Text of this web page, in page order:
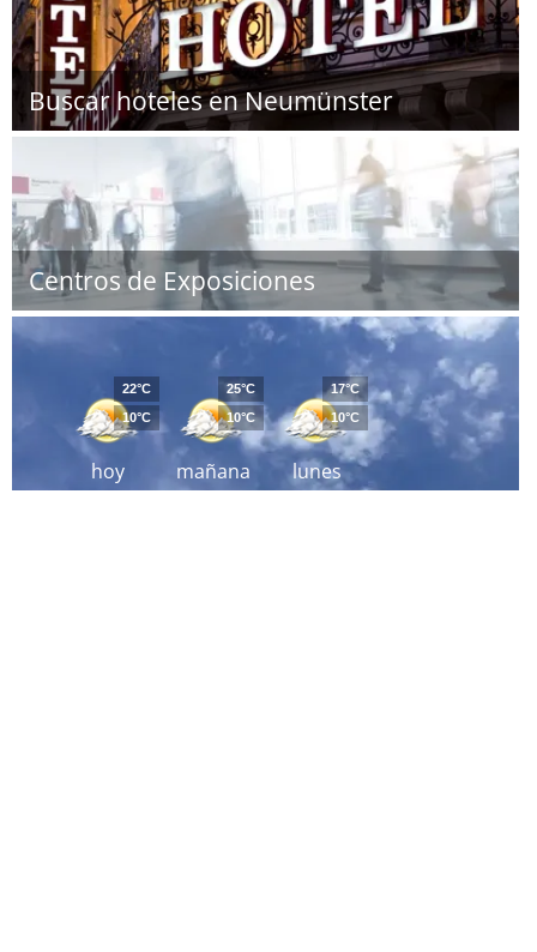
Buscar hoteles en Neumünster
Centros de Exposiciones
hoy
22°C
10°C
mañana
25°C
10°C
lunes
17°C
10°C